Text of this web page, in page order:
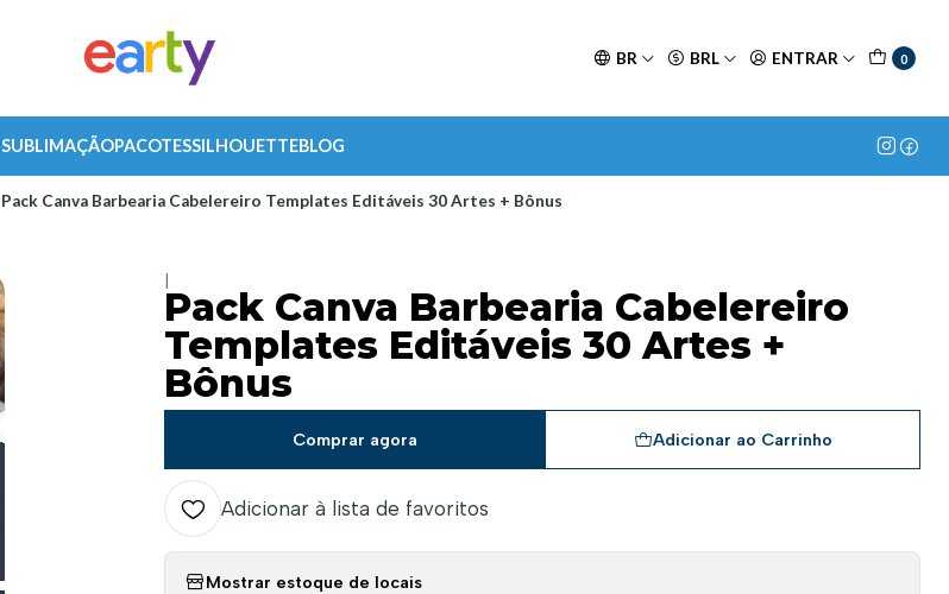
BR BRL ENTRAR 0
SUBLIMAÇÃOPACOTESSILHOUETTEBLOG
Pack Canva Barbearia Cabelereiro Templates Editáveis 30 Artes + Bônus
Pack Canva Barbearia Cabelereiro
Templates Editáveis 30 Artes +
Bônus
Adicionar ao Carrinho
Comprar agora
Adicionar à lista de favoritos
Mostrar estoque de locais